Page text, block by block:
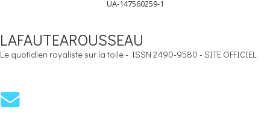
UA-147560259-1
LAFAUTEAROUSSEAU
Le quotidien royaliste sur la toile - ISSN 2490-9580 - SITE OFFICIEL